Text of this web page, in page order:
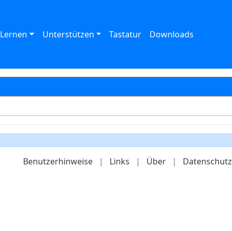
Lernen Unterstützen Tastatur Downloads
Benutzerhinweise | Links | Über | Datenschutz